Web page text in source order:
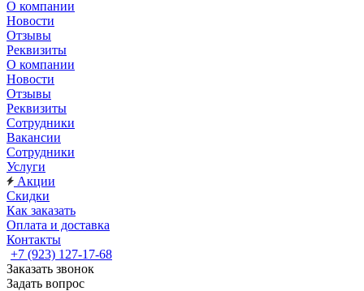
О компании
Новости
Отзывы
Реквизиты
О компании
Новости
Отзывы
Реквизиты
Сотрудники
Вакансии
Сотрудники
Услуги
Акции
Скидки
Как заказать
Оплата и доставка
Контакты
+7 (923) 127-17-68
Заказать звонок
Задать вопрос